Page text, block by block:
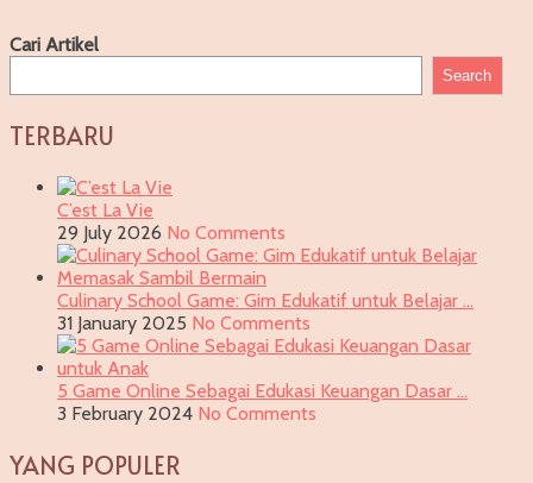
Cari Artikel
Search
TERBARU
C’est La Vie
29 July 2026 No Comments
Culinary School Game: Gim Edukatif untuk Belajar …
31 January 2025 No Comments
5 Game Online Sebagai Edukasi Keuangan Dasar …
3 February 2024 No Comments
YANG POPULER